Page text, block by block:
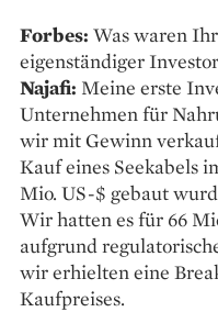
Forbes: Was waren
eigenständiger
Najafi: Meine erste
Unternehmen für
wir mit Gewinn
Kauf eines Seekabels
Mio. US-$ gebaut
Wir hatten es für 66
aufgrund
wir erhielten eine
Kaufpreises.